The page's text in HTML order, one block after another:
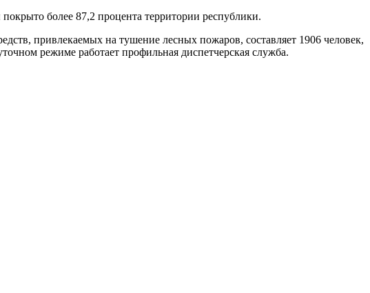
более 87,2 процента территории республики.
привлекаемых на тушение лесных пожаров, составляет 1906 человек,
режиме работает профильная диспетчерская служба.